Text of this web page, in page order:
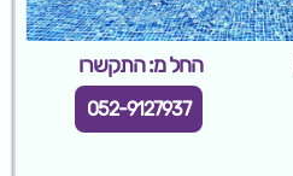
החל מ: התקשרו
052-9127937